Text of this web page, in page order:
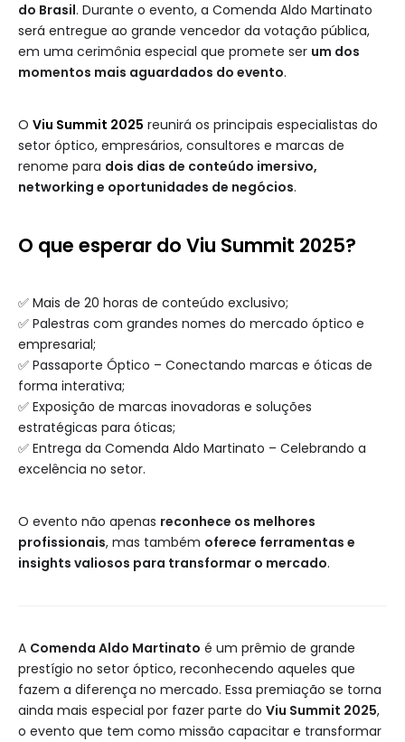
do Brasil. Durante o evento, a Comenda Aldo Martinato
será entregue ao grande vencedor da votação pública,
em uma cerimônia especial que promete ser um dos
momentos mais aguardados do evento.
O Viu Summit 2025 reunirá os principais especialistas do
setor óptico, empresários, consultores e marcas de
renome para dois dias de conteúdo imersivo,
networking e oportunidades de negócios.
O que esperar do Viu Summit 2025?
✅ Mais de 20 horas de conteúdo exclusivo;
✅ Palestras com grandes nomes do mercado óptico e
empresarial;
✅ Passaporte Óptico – Conectando marcas e óticas de
forma interativa;
✅ Exposição de marcas inovadoras e soluções
estratégicas para óticas;
✅ Entrega da Comenda Aldo Martinato – Celebrando a
excelência no setor.
O evento não apenas reconhece os melhores
profissionais, mas também oferece ferramentas e
insights valiosos para transformar o mercado.
A Comenda Aldo Martinato é um prêmio de grande
prestígio no setor óptico, reconhecendo aqueles que
fazem a diferença no mercado. Essa premiação se torna
ainda mais especial por fazer parte do Viu Summit 2025,
o evento que tem como missão capacitar e transformar